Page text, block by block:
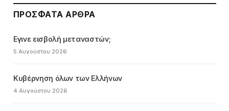
ΠΡΌΣΦΑΤΑ ΆΡΘΡΑ
Εγινε εισβολή μεταναστών;
5 Αυγούστου 2026
Κυβέρνηση όλων των Ελλήνων
4 Αυγούστου 2026